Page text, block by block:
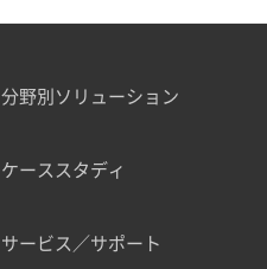
分野別ソリューション
ケーススタディ
サービス／サポート